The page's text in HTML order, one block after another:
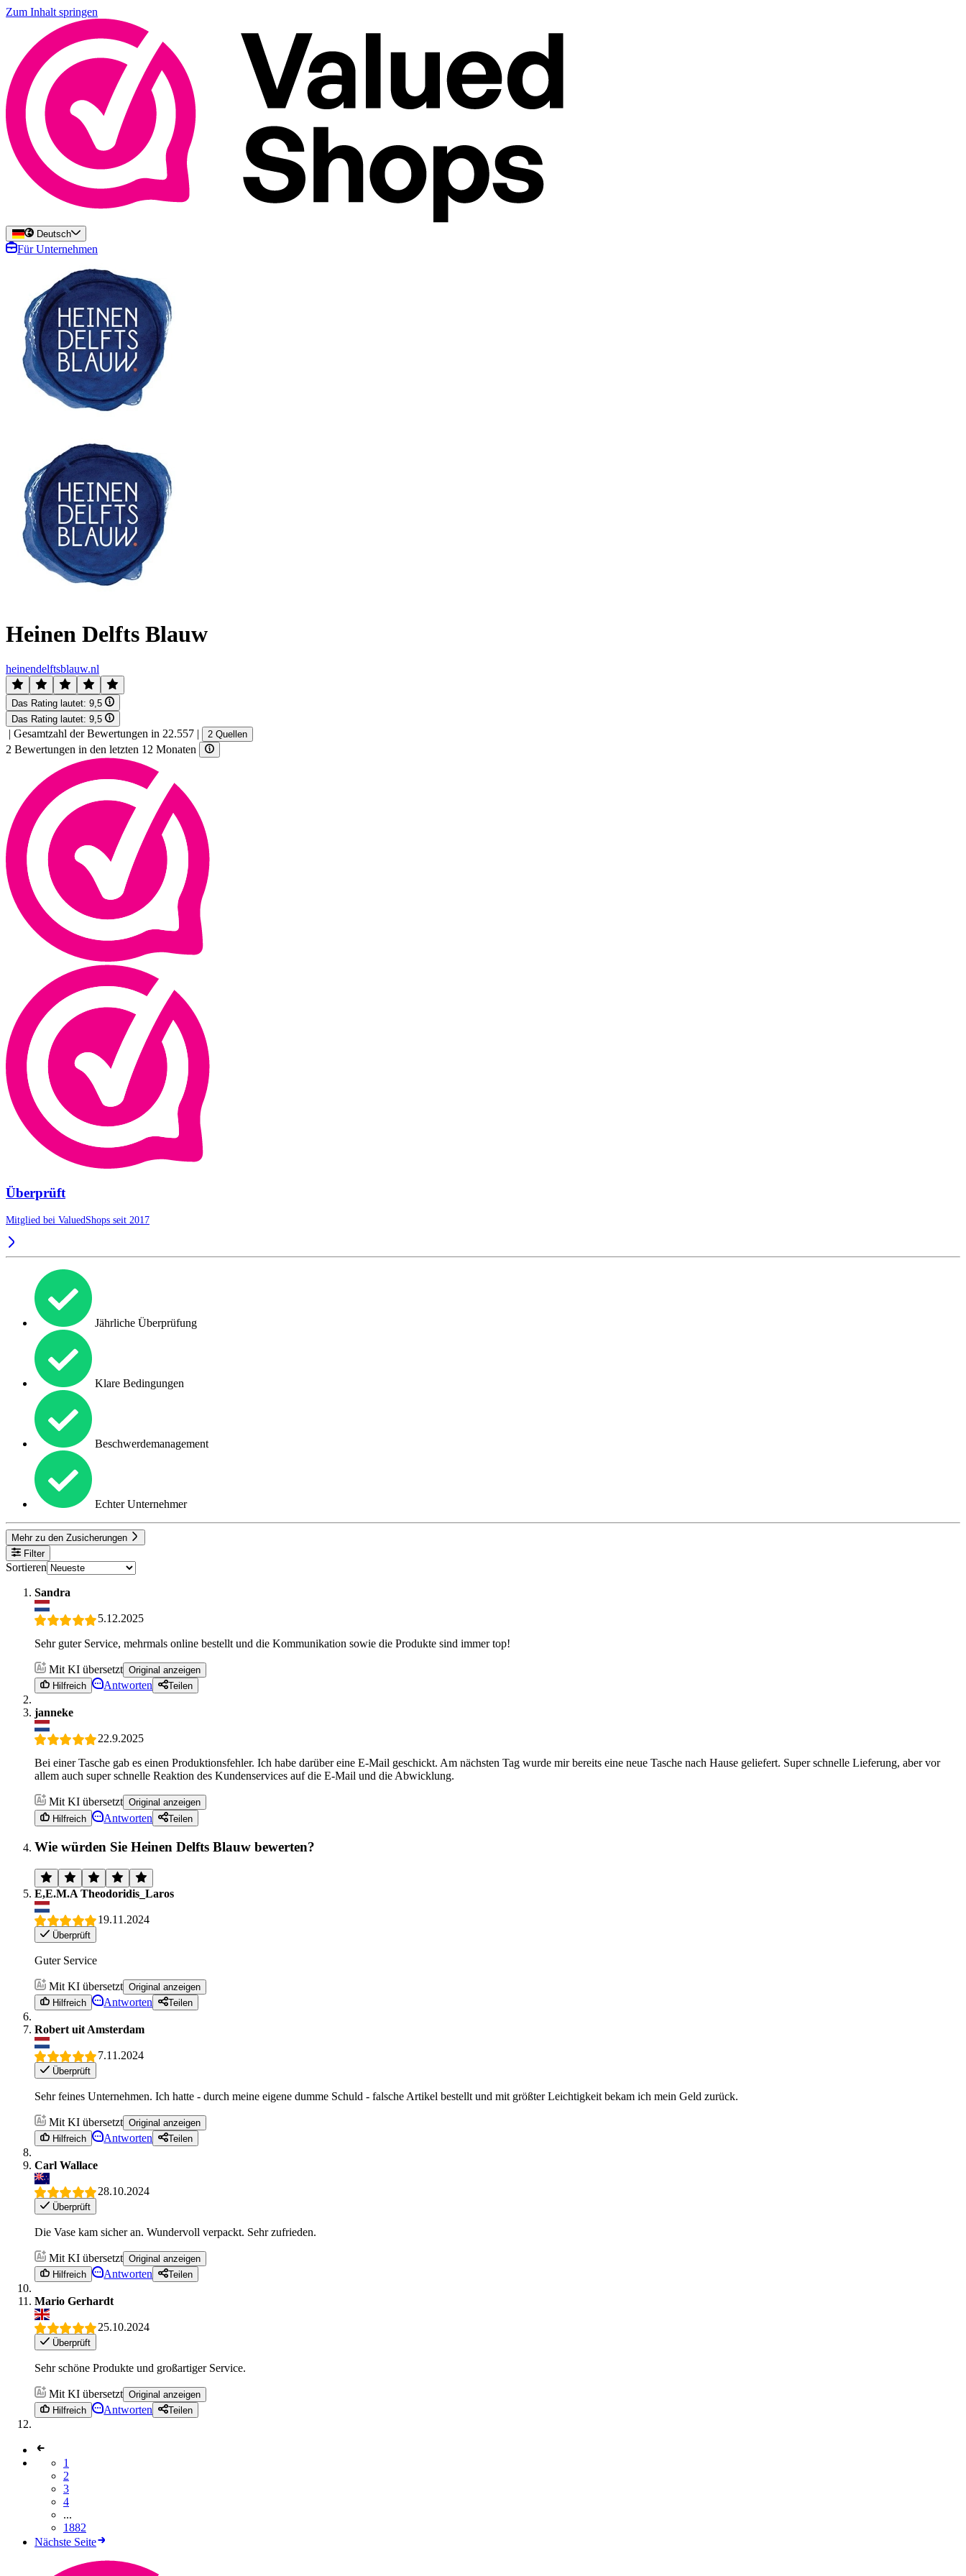
Zum Inhalt springen
Deutsch
Für Unternehmen
Heinen Delfts Blauw
heinendelftsblauw.nl
Das Rating lautet: 9,5
Das Rating lautet: 9,5
| Gesamtzahl der Bewertungen in 22.557 | 2 Quellen
2 Bewertungen in den letzten 12 Monaten
Überprüft
Mitglied bei ValuedShops seit 2017
Jährliche Überprüfung
Klare Bedingungen
Beschwerdemanagement
Echter Unternehmer
Mehr zu den Zusicherungen
Filter
Sortieren
Sandra
5.12.2025
Sehr guter Service, mehrmals online bestellt und die Kommunikation sowie die Produkte sind immer top!
Mit KI übersetzt Original anzeigen
Hilfreich
Antworten Teilen
janneke
22.9.2025
Bei einer Tasche gab es einen Produktionsfehler. Ich habe darüber eine E-Mail geschickt. Am nächsten Tag wurde mir bereits eine neue Tasche nach Hause geliefert. Super schnelle Lieferung, aber vor
allem auch super schnelle Reaktion des Kundenservices auf die E-Mail und die Abwicklung.
Mit KI übersetzt Original anzeigen
Hilfreich
Antworten Teilen
Wie würden Sie Heinen Delfts Blauw bewerten?
E,E.M.A Theodoridis_Laros
19.11.2024
Überprüft
Guter Service
Mit KI übersetzt Original anzeigen
Hilfreich
Antworten Teilen
Robert uit Amsterdam
7.11.2024
Überprüft
Sehr feines Unternehmen. Ich hatte - durch meine eigene dumme Schuld - falsche Artikel bestellt und mit größter Leichtigkeit bekam ich mein Geld zurück.
Mit KI übersetzt Original anzeigen
Hilfreich
Antworten Teilen
Carl Wallace
28.10.2024
Überprüft
Die Vase kam sicher an. Wundervoll verpackt. Sehr zufrieden.
Mit KI übersetzt Original anzeigen
Hilfreich
Antworten Teilen
Mario Gerhardt
25.10.2024
Überprüft
Sehr schöne Produkte und großartiger Service.
Mit KI übersetzt Original anzeigen
Hilfreich
Antworten Teilen
1
2
3
4
...
1882
Nächste Seite